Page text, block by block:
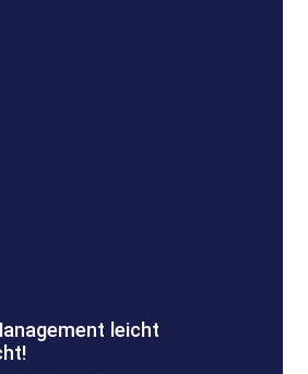
leicht